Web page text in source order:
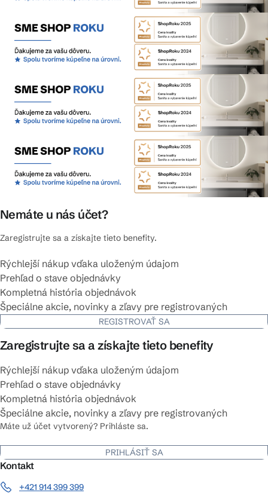
Nemáte u nás účet?
Zaregistrujte sa a získajte tieto benefity.
Rýchlejší nákup vďaka uloženým údajom
Prehľad o stave objednávky
Kompletná história objednávok
Špeciálne akcie, novinky a zľavy pre registrovaných
REGISTROVAŤ SA
Zaregistrujte sa a získajte tieto benefity
Rýchlejší nákup vďaka uloženým údajom
Prehľad o stave objednávky
Kompletná história objednávok
Špeciálne akcie, novinky a zľavy pre registrovaných
Máte už účet vytvorený? Prihláste sa.
PRIHLÁSIŤ SA
Kontakt
+421 914 399 399